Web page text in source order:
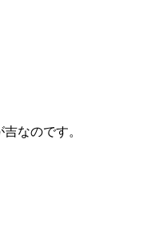
なのです。